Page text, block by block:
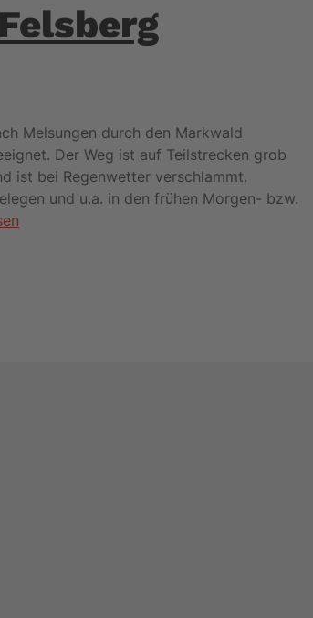
Melsungen durch den Markwald
Der Weg ist auf Teilstrecken grob
ist bei Regenwetter verschlammt.
und u.a. in den frühen Morgen- bzw.